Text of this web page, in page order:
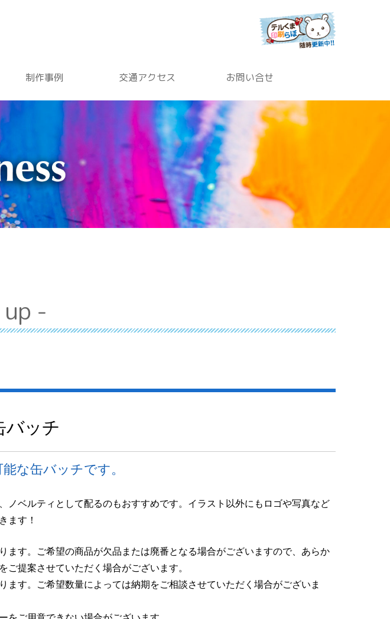
制作事例 交通アクセス お問い合せ
-
バッチ
な缶バッチです。
ノベルティとして配るのもおすすめです。イラスト以外にもロゴや写真など
ます！
ます。ご希望の商品が欠品または廃番となる場合がございますので、あらか
ご提案させていただく場合がございます。
す。ご希望数量によっては納期をご相談させていただく場合がございま